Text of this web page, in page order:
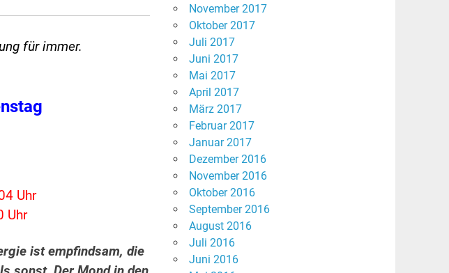
für immer.
Uhr
Uhr
ist empfindsam, die
November 2017
Oktober 2017
Juli 2017
Juni 2017
Mai 2017
April 2017
März 2017
Februar 2017
Januar 2017
Dezember 2016
November 2016
Oktober 2016
September 2016
August 2016
Juli 2016
Juni 2016